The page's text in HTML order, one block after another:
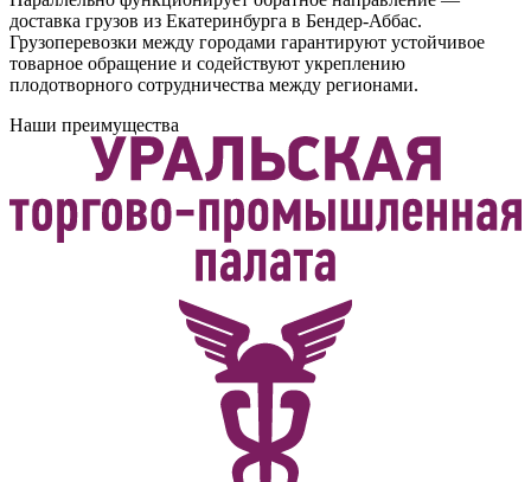
доставка грузов из Екатеринбурга в Бендер-Аббас.
Грузоперевозки между городами гарантируют устойчивое
товарное обращение и содействуют укреплению
плодотворного сотрудничества между регионами.
Наши преимущества